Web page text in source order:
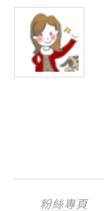
粉絲專頁